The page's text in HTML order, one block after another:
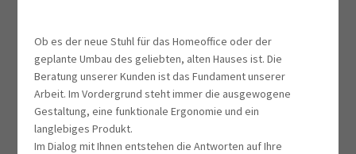
Ob es der neue Stuhl für das Homeoffice oder der
geplante Umbau des geliebten, alten Hauses ist. Die
Beratung unserer Kunden ist das Fundament unserer
Arbeit. Im Vordergrund steht immer die ausgewogene
Gestaltung, eine funktionale Ergonomie und ein
langlebiges Produkt.
Im Dialog mit Ihnen entstehen die Antworten auf Ihre